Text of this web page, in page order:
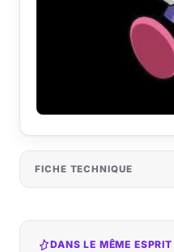
FICHE TECHNIQUE
DANS LE MÊME ESPRIT